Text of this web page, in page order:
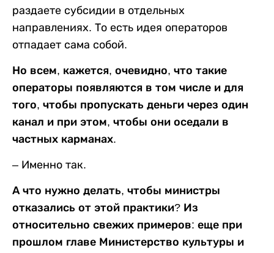
раздаете субсидии в отдельных
направлениях. То есть идея операторов
отпадает сама собой.
Но всем, кажется, очевидно, что такие
операторы появляются в том числе и для
того, чтобы пропускать деньги через один
канал и при этом, чтобы они оседали в
частных карманах.
– Именно так.
А что нужно делать, чтобы министры
отказались от этой практики? Из
относительно свежих примеров: еще при
прошлом главе Министерство культуры и